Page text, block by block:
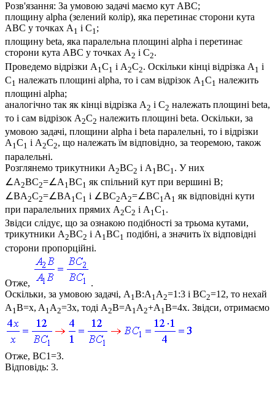
Розв'язання: За умовою задачі маємо кут ABC;
площину alpha (зелений колір), яка перетинає сторони кута
ABC у точках A 1 і C1;
площину beta, яка паралельна площині alpha і перетинає
сторони кута ABC у точках A2 і C2.
Проведемо відрізки A 1 C1 і A2C2. Оскільки кінці відрізка A 1 і
C1 належать площині alpha, то і сам відрізок A 1C1 належить
площині alpha;
аналогічно так як кінці відрізка A2 і C2 належать площині beta,
то і сам відрізок A2C2 належить площині beta. Оскільки, за
умовою задачі, площини alpha і beta паралельні, то і відрізки
A 1C1 і A2C2, що належать їм відповідно, за теоремою, також
паралельні.
Розглянемо трикутники A2BC2 і A 1 BC1 . У них
∠A2BC2=∠A 1 BC1 як спільний кут при вершині B;
∠BA2C2=∠BA 1C1 і ∠BC2A2=∠BC1A 1 як відповідні кути
при паралельних прямих A2C2 і A 1C1.
Звідси слідує, що за ознакою подібності за трьома кутами,
трикутники A2BC2 і A 1BC1 подібні, а значить їх відповідні
сторони пропорційні.
Отже,
.
Оскільки, за умовою задачі, A 1 B:A 1 A2=1:3 і BC2=12, то нехай
A 1 B=x, A 1 A2=3x, тоді A2B=A 1 A2+A 1 B=4x. Звідси, отримаємо
Отже, BC1=3.
Відповідь: 3.